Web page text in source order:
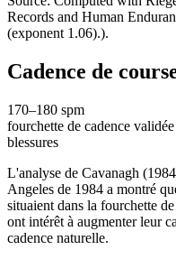
Records and Human
(exponent 1.06).).
Cadence de
170–180 spm
fourchette de cadence
blessures
L'analyse de Cavanagh
Angeles de 1984 a montré
situaient dans la fourchette
ont intérêt à augmenter leur
cadence naturelle.